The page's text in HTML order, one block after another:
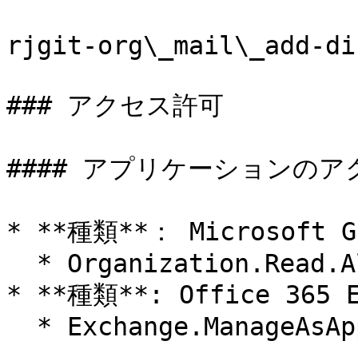
rjgit-org\_mail\_add-
### アクセス許可
#### アプリケーションのア
* **種類**： Microsoft
* **種類**: Office 365